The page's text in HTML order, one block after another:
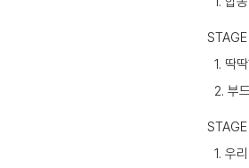
1. 딱
2. 부
1. 우